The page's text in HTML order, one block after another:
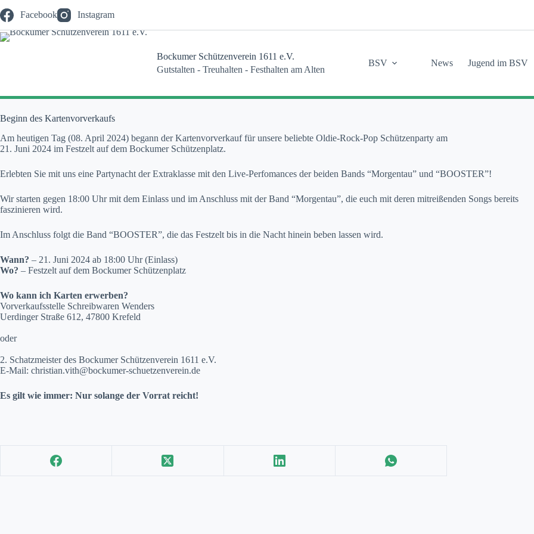
InhaltFacebook Instagram
Bockumer Schützenverein 1611 e.V.
Gutstalten - Treuhalten - Festhalten am Alten
BSV News Jugend im BSV
Beginn des Kartenvorverkaufs
Am heutigen Tag (08. April 2024) begann der Kartenvorverkauf für unsere beliebte Oldie-Rock-Pop Schützenparty am
21. Juni 2024 im Festzelt auf dem Bockumer Schützenplatz.
Erlebten Sie mit uns eine Partynacht der Extraklasse mit den Live-Perfomances der beiden Bands “Morgentau” und “BOOSTER”!
Wir starten gegen 18:00 Uhr mit dem Einlass und im Anschluss mit der Band “Morgentau”, die euch mit deren mitreißenden Songs bereits
faszinieren wird.
Im Anschluss folgt die Band “BOOSTER”, die das Festzelt bis in die Nacht hinein beben lassen wird.
Wann? – 21. Juni 2024 ab 18:00 Uhr (Einlass)
Wo? – Festzelt auf dem Bockumer Schützenplatz
Wo kann ich Karten erwerben?
Vorverkaufsstelle Schreibwaren Wenders
Uerdinger Straße 612, 47800 Krefeld
oder
2. Schatzmeister des Bockumer Schützenverein 1611 e.V.
E-Mail: christian.vith@bockumer-schuetzenverein.de
Es gilt wie immer: Nur solange der Vorrat reicht!